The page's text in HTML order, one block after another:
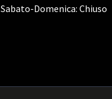
Sabato-Domenica: Chiuso